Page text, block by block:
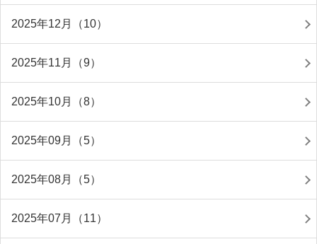
2025年12月（10）
2025年11月（9）
2025年10月（8）
2025年09月（5）
2025年08月（5）
2025年07月（11）